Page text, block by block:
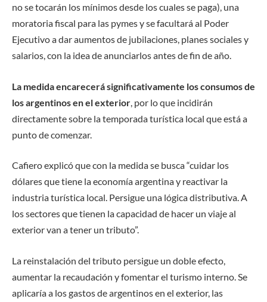
no se tocarán los mínimos desde los cuales se paga), una
moratoria fiscal para las pymes y se facultará al Poder
Ejecutivo a dar aumentos de jubilaciones, planes sociales y
salarios, con la idea de anunciarlos antes de fin de año.
La medida encarecerá significativamente los consumos de
los argentinos en el exterior , por lo que incidirán
directamente sobre la temporada turística local que está a
punto de comenzar.
Cafiero explicó que con la medida se busca “cuidar los
dólares que tiene la economía argentina y reactivar la
industria turística local. Persigue una lógica distributiva. A
los sectores que tienen la capacidad de hacer un viaje al
exterior van a tener un tributo”.
La reinstalación del tributo persigue un doble efecto,
aumentar la recaudación y fomentar el turismo interno. Se
aplicaría a los gastos de argentinos en el exterior, las